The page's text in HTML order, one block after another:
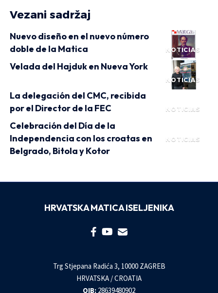
Vezani sadržaj
NOTICIAS
Nuevo diseño en el nuevo número
doble de la Matica
NOTICIAS
Velada del Hajduk en Nueva York
NOTICIAS
La delegación del CMC, recibida
por el Director de la FEC
NOTICIAS
Celebración del Día de la
Independencia con los croatas en
Belgrado, Bitola y Kotor
HRVATSKA MATICA ISELJENIKA
Trg Stjepana Radića 3, 10000 ZAGREB
HRVATSKA / CROATIA
OIB: 28639480902